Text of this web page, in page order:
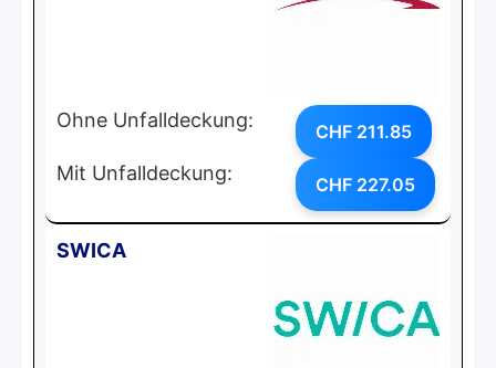
Ohne Unfalldeckung: CHF 211.85
Mit Unfalldeckung: CHF 227.05
SWICA